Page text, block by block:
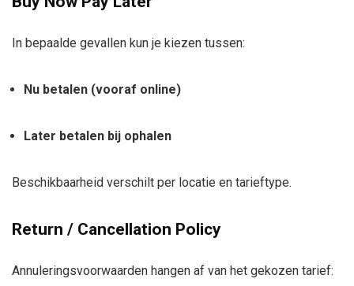
In bepaalde gevallen kun je kiezen tussen:
Nu betalen (vooraf online)
Later betalen bij ophalen
Beschikbaarheid verschilt per locatie en tarieftype.
Return / Cancellation Policy
Annuleringsvoorwaarden hangen af van het gekozen tarief: